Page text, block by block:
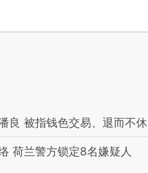
良 被指钱色交易、退而不休
荷兰警方锁定8名嫌疑人